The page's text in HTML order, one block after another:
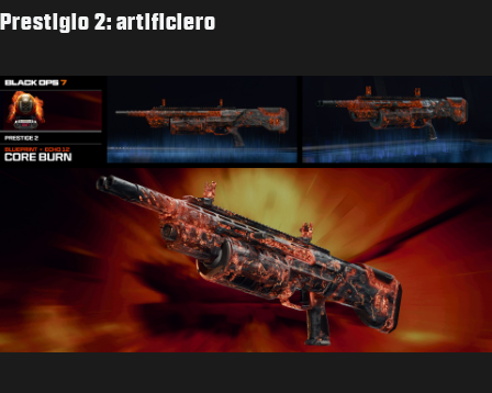
Prestigio 2: artificiero